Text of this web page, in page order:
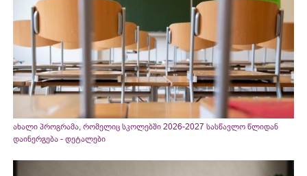
ახალი პროგრამა, რომელიც სკოლებში 2026-2027 სასწავლო წლიდან
დაინერგება - დეტალები